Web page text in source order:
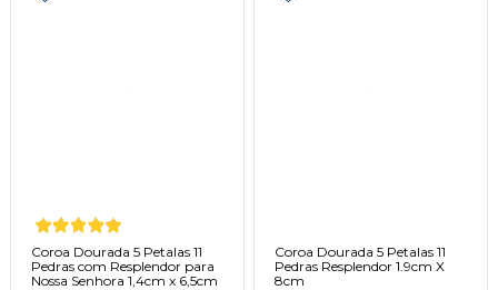
Coroa Dourada 5 Petalas 11
Pedras com Resplendor para
Nossa Senhora 1,4cm x 6,5cm
Coroa Dourada 5 Petalas 11
Pedras Resplendor 1.9cm X
8cm